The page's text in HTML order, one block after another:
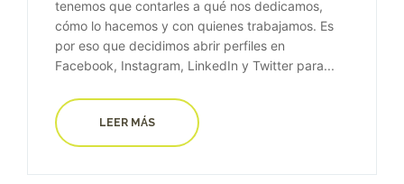
tenemos que contarles a qué nos dedicamos,
cómo lo hacemos y con quienes trabajamos. Es
por eso que decidimos abrir perfiles en
Facebook, Instagram, LinkedIn y Twitter para...
LEER MÁS